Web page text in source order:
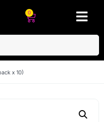
0
x 10)